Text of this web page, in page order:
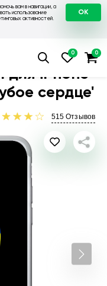
вам в навигации, а
использование
активностей.
OK
Чехол для iPhone
для iPhone
сердце'
515 Отзывов